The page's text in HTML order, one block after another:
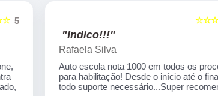
5
☆☆☆☆☆
"Indico!!!"
Rafaela Silva
Auto escola nota 1000 em todos os processos
para habilitação! Desde o início até o final tive
todo suporte necessário...Super recomendo!